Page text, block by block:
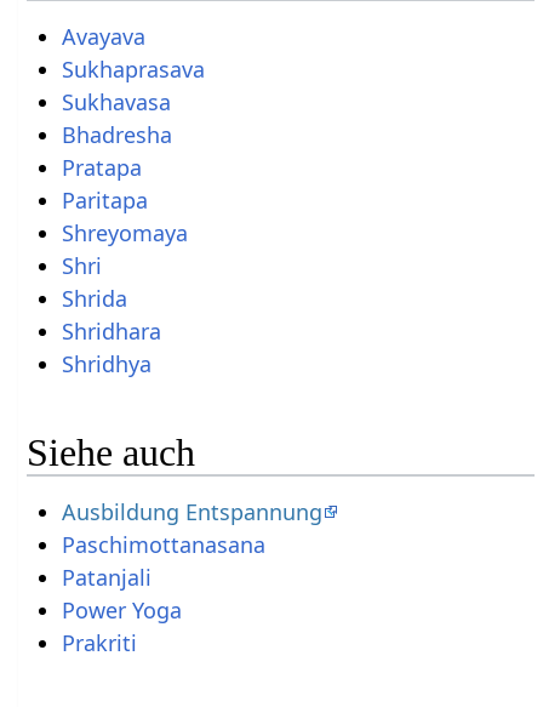
Avayava
Sukhaprasava
Sukhavasa
Bhadresha
Pratapa
Paritapa
Shreyomaya
Shri
Shrida
Shridhara
Shridhya
Siehe auch
Ausbildung Entspannung
Paschimottanasana
Patanjali
Power Yoga
Prakriti